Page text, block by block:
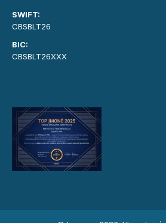
SWIFT:
CBSBLT26
BIC:
CBSBLT26XXX